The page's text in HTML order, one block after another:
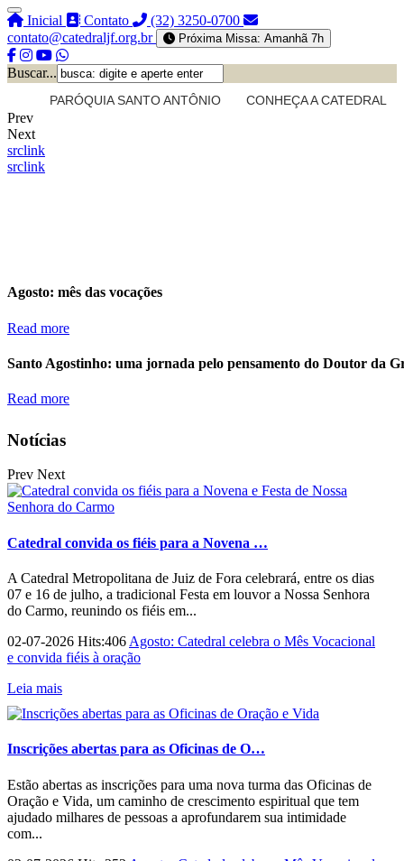
Inicial Contato
(32) 3250-0700
contato@catedraljf.org.br
Próxima Missa: Amanhã 7h
Buscar...
PARÓQUIA SANTO ANTÔNIO CONHEÇA A CATEDRAL
Prev
Next
srclink
srclink
Agosto: mês das vocações
Read more
Santo Agostinho: uma jornada pelo pensamento do Doutor da
Read more
Notícias
Prev Next
Catedral convida os fiéis para a Novena …
A Catedral Metropolitana de Juiz de Fora celebrará, entre os dias
07 e 16 de julho, a tradicional Festa em louvor a Nossa Senhora
do Carmo, reunindo os fiéis em...
02-07-2026 Hits:406 Agosto: Catedral celebra o Mês Vocacional
e convida fiéis à oração
Leia mais
Inscrições abertas para as Oficinas de O…
Estão abertas as inscrições para uma nova turma das Oficinas de
Oração e Vida, um caminho de crescimento espiritual que tem
ajudado milhares de pessoas a aprofundarem sua intimidade
com...